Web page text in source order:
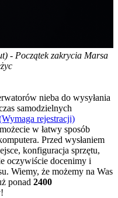
- Początek zakrycia Marsa
nieba do wysyłania
samodzielnych
rejestracji)
w łatwy sposób
Przed wysłaniem
konfiguracja sprzętu,
oczywiście docenimy i
Wiemy, że możemy na Was
ponad 2400